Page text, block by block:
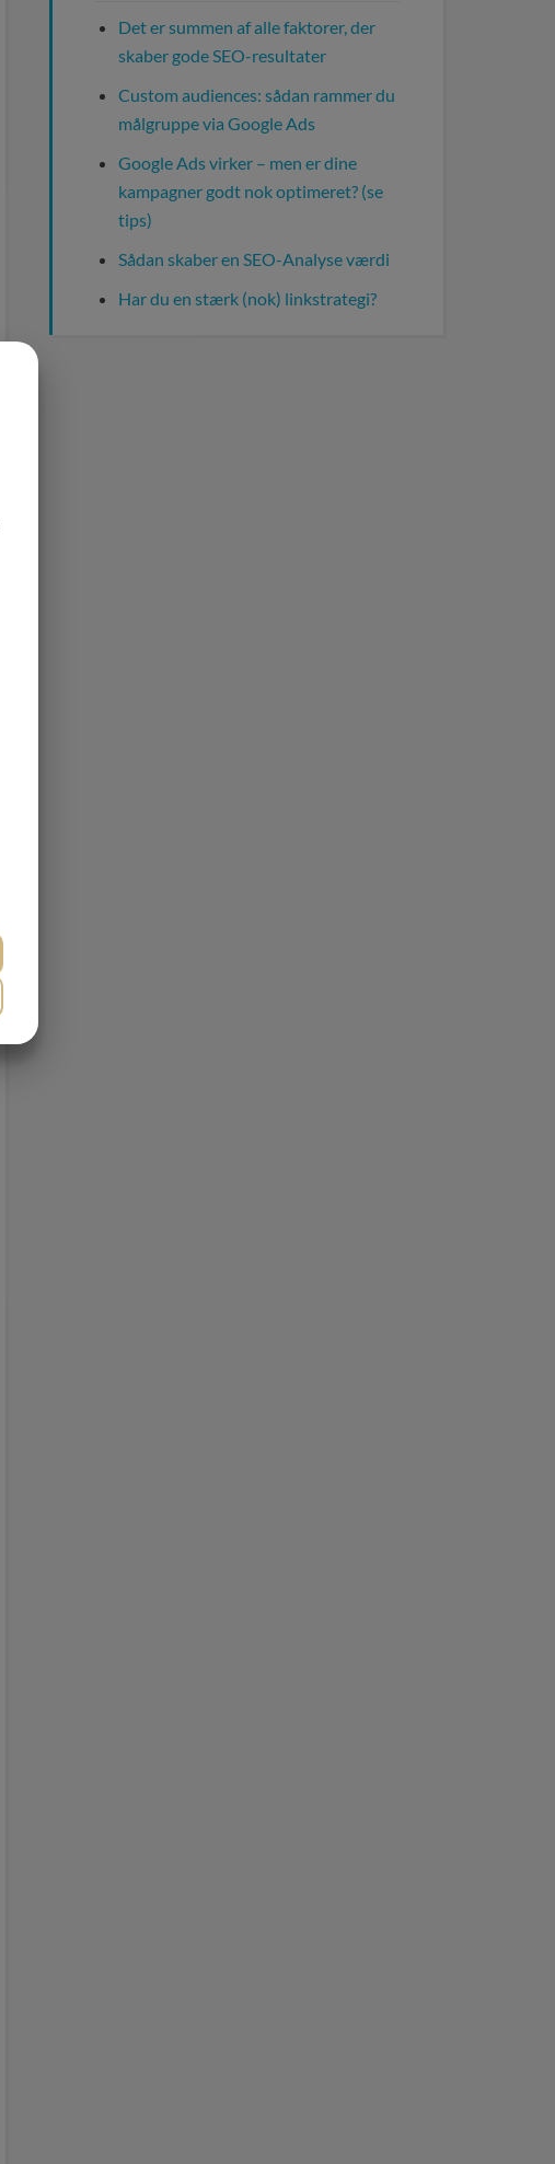
Det er summen af alle faktorer, der
skaber gode SEO-resultater
Custom audiences: sådan rammer du
målgruppe via Google Ads
Google Ads virker – men er dine
kampagner godt nok optimeret? (se
tips)
Sådan skaber en SEO-Analyse værdi
Har du en stærk (nok) linkstrategi?